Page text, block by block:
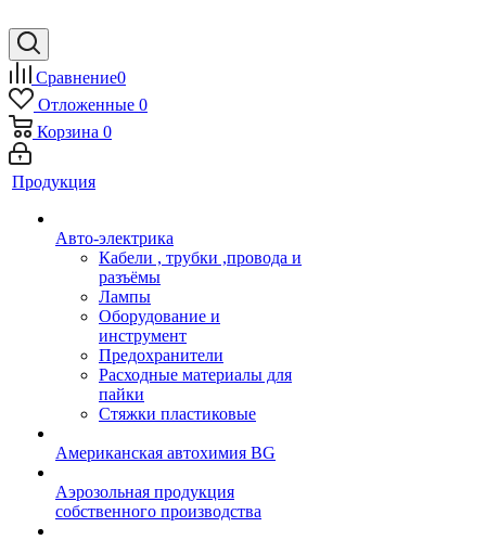
Сравнение0
Отложенные 0
Корзина 0
Продукция
Авто-электрика
Кабели , трубки ,провода и
разъёмы
Лампы
Оборудование и
инструмент
Предохранители
Расходные материалы для
пайки
Стяжки пластиковые
Американская автохимия BG
Аэрозольная продукция
собственного производства